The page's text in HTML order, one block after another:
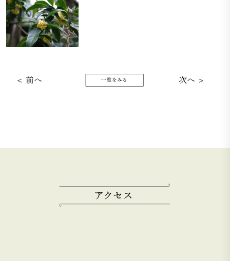
＜ 前へ 次へ ＞